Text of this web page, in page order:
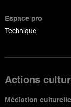
Espace pro
Technique
Actions
Médiation culturelle